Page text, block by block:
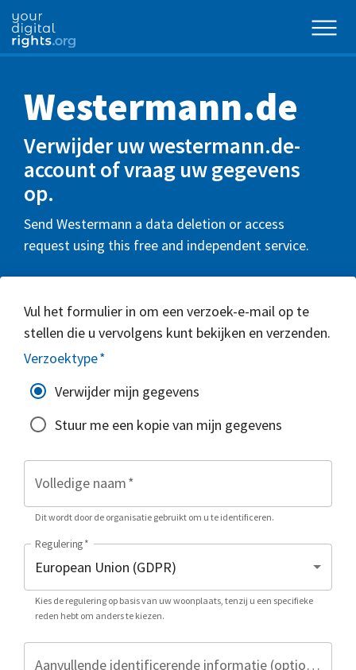
Westermann.de
Verwijder uw westermann.de-
account of vraag uw gegevens
op.
Send Westermann a data deletion or access
request using this free and independent service.
Vul het formulier in om een verzoek-e-mail op te
stellen die u vervolgens kunt bekijken en verzenden.
Verzoektype*
Verwijder mijn gegevens
Stuur me een kopie van mijn gegevens
Volledige naam*
Dit wordt door de organisatie gebruikt om u te identificeren.
Regulering*
Kies de regulering op basis van uw woonplaats, tenzij u een specifieke
reden hebt om anders te kiezen.
Aanvullende identificerende informatie (optioneel)